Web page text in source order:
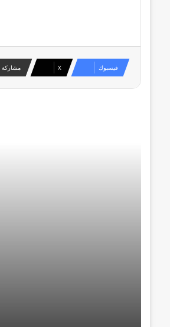
فيسبوك ‫X مشاركة
إنتخاب مصر رئيسًا لفريقي عمل
الاصطناعي، والحوسبة الكمية